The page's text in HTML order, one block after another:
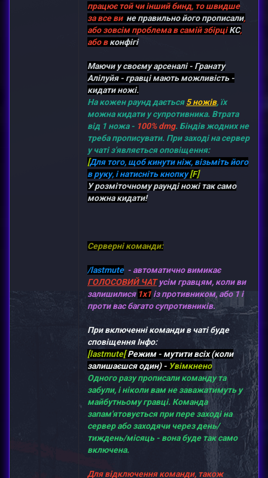
працює той чи інший бинд, то швидше
за все ви не правильно його прописали,
або зовсім проблема в самій збірціКС,
або вконфігі
Маючи у своєму арсеналі - Гранату
Алілуйя - гравці мають можливість -
кидати ножі.
На кожен раунд дається5 ножів, їх
можна кидати у супротивника. Втрата
від 1 ножа - 100% dmg. Біндів жодних не
треба прописувати. При заході на сервер
у чаті з'являється оповіщення:
[Для того, щоб кинути ніж, візьміть його
в руку, і натисніть кнопку[F]
У розміточному раунді ножі так само
можна кидати!
Серверні команди:
/lastmute - автоматично вимикає
ГОЛОСОВИЙ ЧАТусім гравцям, коли ви
залишилися 1х1 із противником, або 1 і
проти вас багато супротивників.
При включенні команди в чаті буде
сповіщення Інфо:
[lastmute[Режим - мутити всіх (коли
залишаєшся один) - Увімкнено
Одного разу прописали команду та
забули, і ніколи вам не заважатимуть у
майбутньому гравці. Команда
запам'ятовується при пере заході на
сервер або заходячи через день/
тиждень/місяць - вона буде так само
включена.
Для відключення команди, також